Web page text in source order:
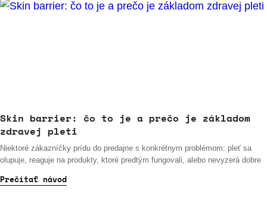
Skin barrier: čo to je a prečo je základom
zdravej pleti
Niektoré zákazníčky prídu do predajne s konkrétnym problémom: pleť sa
olupuje, reaguje na produkty, ktoré predtým fungovali, alebo nevyzerá dobre
Prečítať návod